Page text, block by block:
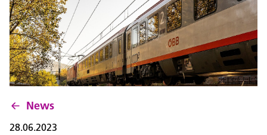
Tickets
U19 Pass
News
Projekte
Service und Kontakt
News
28.06.2023